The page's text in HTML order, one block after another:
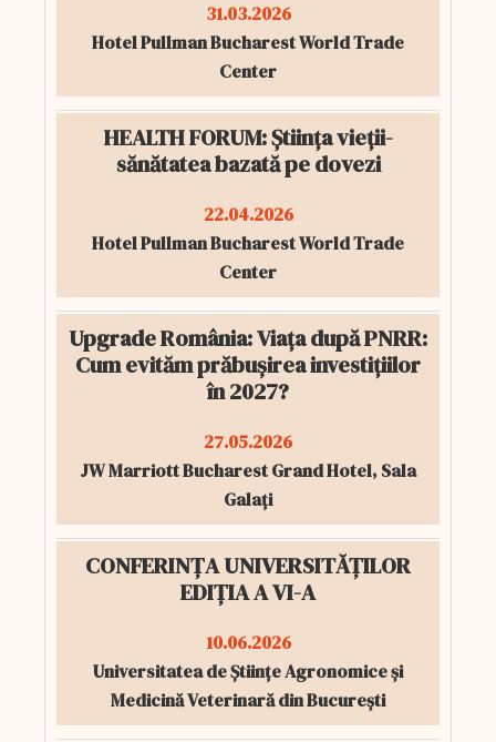
31.03.2026
Hotel Pullman Bucharest World Trade
Center
HEALTH FORUM: Știința vieții-
sănătatea bazată pe dovezi
22.04.2026
Hotel Pullman Bucharest World Trade
Center
Upgrade România: Viața după PNRR:
Cum evităm prăbușirea investițiilor
în 2027?
27.05.2026
JW Marriott Bucharest Grand Hotel, Sala
Galați
CONFERINȚA UNIVERSITĂȚILOR
EDIȚIA A VI-A
10.06.2026
Universitatea de Științe Agronomice și
Medicină Veterinară din București